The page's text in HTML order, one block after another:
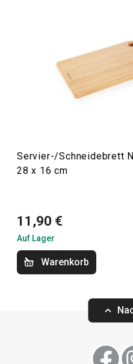
Alles, was Sie dafür
. Das
einem originellen Design,
Essstäbchen , eine
und mehr.
Servier-/Schneidebrett
28 x 16 cm
11,90 €
Auf Lager
Warenkorb